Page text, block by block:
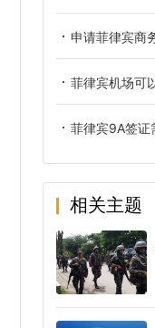
申请菲律宾商
菲律宾机场可
菲律宾9A签证
相关主题